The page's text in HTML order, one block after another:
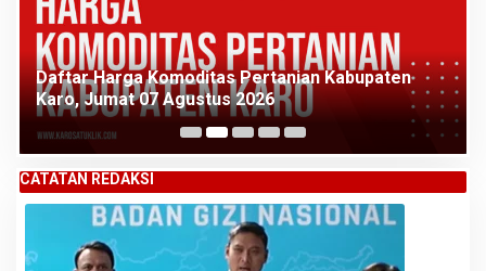
Daftar Harga Komoditas Pertanian Kabupaten
Karo, Kamis 06 Agustus 2026
CATATAN REDAKSI